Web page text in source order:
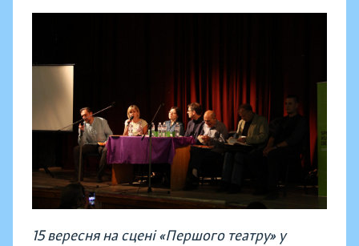
15 вересня на сцені «Першого театру» у